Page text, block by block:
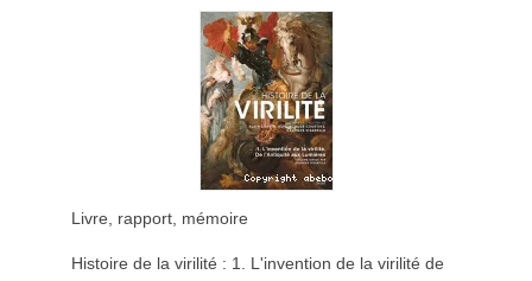
Livre, rapport, mémoire
Histoire de la virilité : 1. L'invention de la virilité de